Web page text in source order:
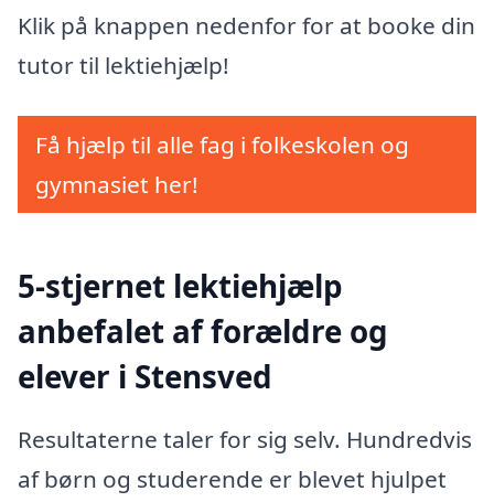
Klik på knappen nedenfor for at booke din
tutor til lektiehjælp!
Få hjælp til alle fag i folkeskolen og
gymnasiet her!
5-stjernet lektiehjælp
anbefalet af forældre og
elever i Stensved
Resultaterne taler for sig selv. Hundredvis
af børn og studerende er blevet hjulpet